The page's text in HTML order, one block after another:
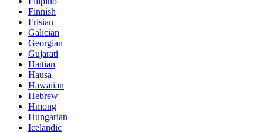
Finnish
Frisian
Galician
Georgian
Gujarati
Haitian
Hausa
Hawaiian
Hebrew
Hmong
Hungarian
Icelandic